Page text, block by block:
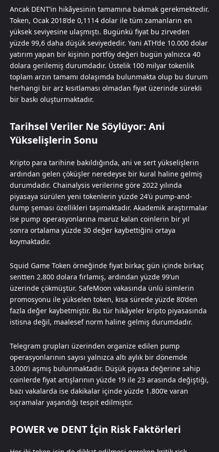
Ancak DENT’in hikâyesinin tamamına bakmak gerekmektedir.
Token, Ocak 2018’de 0,1114 dolar ile tüm zamanların en
yüksek seviyesine ulaşmıştı. Bugünkü fiyat bu zirveden
yüzde 99,6 daha düşük seviyededir. Yani ATH’de 10.000 dolar
yatırım yapan bir kişinin portföy değeri bugün yalnızca 40
dolara gerilemiş durumdadır. Üstelik 100 milyar tokenlik
toplam arzın tamamı dolaşımda bulunmakta olup bu durum
herhangi bir arz kısıtlaması olmadan fiyat üzerinde sürekli
bir baskı oluşturmaktadır.
Tarihsel Veriler Ne Söylüyor: Ani
Yükselişlerin Sonu
Kripto para tarihine bakıldığında, ani ve sert yükselişlerin
ardından gelen çöküşler neredeyse bir kural haline gelmiş
durumdadır. Chainalysis verilerine göre 2022 yılında
piyasaya sürülen yeni tokenlerin yüzde 24’ü pump-and-
dump şeması özellikleri taşımaktadır. Akademik araştırmalar
ise pump operasyonlarına maruz kalan coinlerin bir yıl
sonra ortalama yüzde 30 değer kaybettiğini ortaya
koymaktadır.
Squid Game Token örneğinde fiyat birkaç gün içinde birkaç
sentten 2.800 dolara fırlamış, ardından yüzde 99’un
üzerinde çökmüştür. SafeMoon vakasında ünlü isimlerin
promosyonu ile yükselen token, kısa sürede yüzde 80’den
fazla değer kaybetmiştir. Bu tür hikâyeler kripto piyasasında
istisna değil, maalesef norm haline gelmiş durumdadır.
Telegram grupları üzerinden organize edilen pump
operasyonlarının sayısı yalnızca altı aylık bir dönemde
3.000’i aşmış bulunmaktadır. Düşük piyasa değerine sahip
coinlerde fiyat artışlarının yüzde 19 ile 23 arasında değiştiği,
bazı vakalarda ise dakikalar içinde yüzde 1.800’e varan
sıçramalar yaşandığı tespit edilmiştir.
POWER ve DENT İçin Risk Faktörleri